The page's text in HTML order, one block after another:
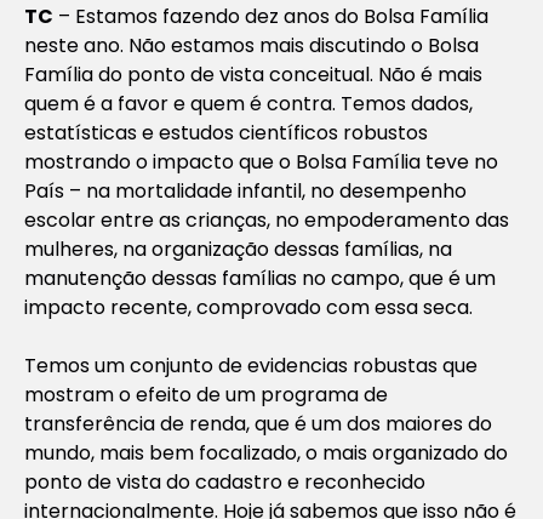
TC – Estamos fazendo dez anos do Bolsa Família
neste ano. Não estamos mais discutindo o Bolsa
Família do ponto de vista conceitual. Não é mais
quem é a favor e quem é contra. Temos dados,
estatísticas e estudos científicos robustos
mostrando o impacto que o Bolsa Família teve no
País – na mortalidade infantil, no desempenho
escolar entre as crianças, no empoderamento das
mulheres, na organização dessas famílias, na
manutenção dessas famílias no campo, que é um
impacto recente, comprovado com essa seca.
Temos um conjunto de evidencias robustas que
mostram o efeito de um programa de
transferência de renda, que é um dos maiores do
mundo, mais bem focalizado, o mais organizado do
ponto de vista do cadastro e reconhecido
internacionalmente. Hoje já sabemos que isso não é